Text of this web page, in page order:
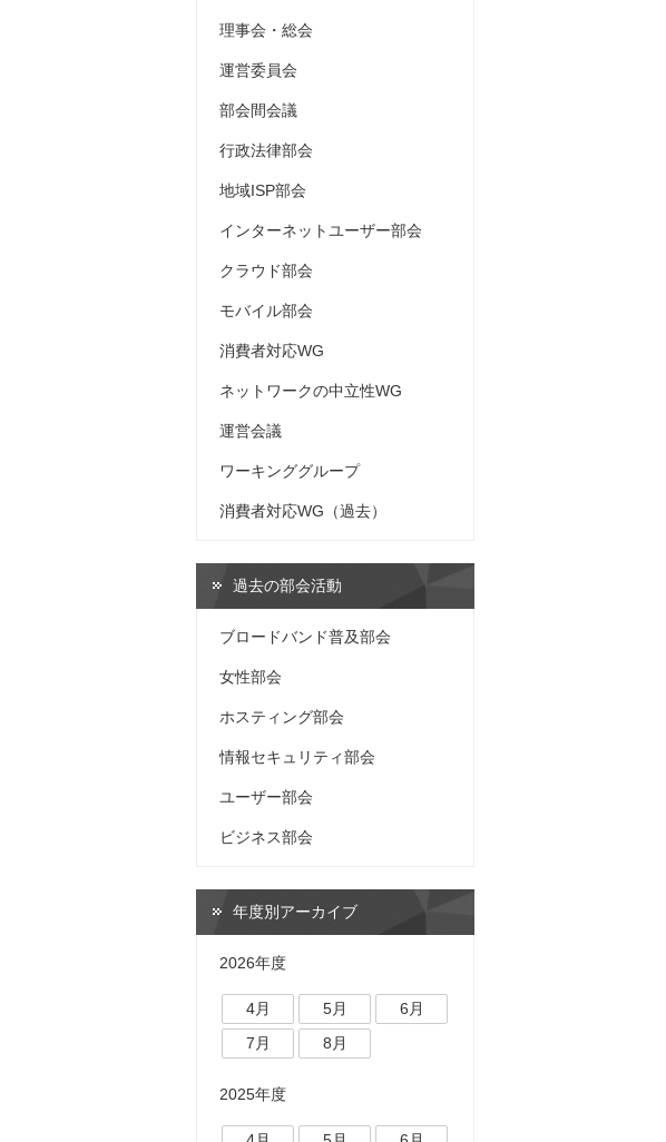
理事会・総会
運営委員会
部会間会議
行政法律部会
地域ISP部会
インターネットユーザー部会
クラウド部会
モバイル部会
消費者対応WG
ネットワークの中立性WG
運営会議
ワーキンググループ
消費者対応WG（過去）
過去の部会活動
ブロードバンド普及部会
女性部会
ホスティング部会
情報セキュリティ部会
ユーザー部会
ビジネス部会
年度別アーカイブ
2026年度
4月 5月
6月
7月
8月
2025年度